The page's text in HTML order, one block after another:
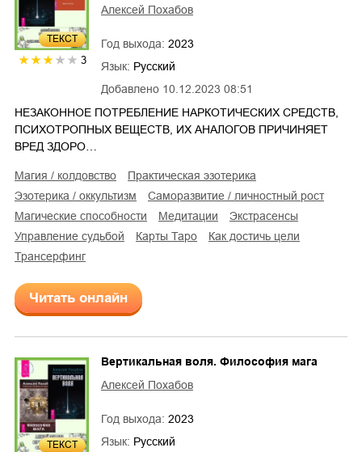
ТЕКСТ
3
Добавлено 10.12.2023 08:51
Алексей Похабов
Год выхода: 2023
Язык: Русский
НЕЗАКОННОЕ ПОТРЕБЛЕНИЕ НАРКОТИЧЕСКИХ СРЕДСТВ,
ПСИХОТРОПНЫХ ВЕЩЕСТВ, ИХ АНАЛОГОВ ПРИЧИНЯЕТ
ВРЕД ЗДОРО…
магия / колдовство
практическая эзотерика
эзотерика / оккультизм
саморазвитие / личностный рост
магические способности
медитации
экстрасенсы
управление судьбой
карты Таро
как достичь цели
трансерфинг
Читать онлайн
ТЕКСТ
Вертикальная воля. Философия мага
Алексей Похабов
Год выхода: 2023
Язык: Русский